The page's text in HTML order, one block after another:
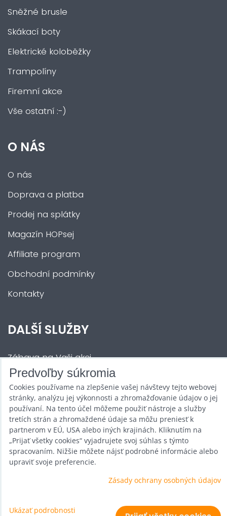
Sněžné brusle
Skákací boty
Elektrické koloběžky
Trampolíny
Firemní akce
Vše ostatní :-)
O NÁS
O nás
Doprava a platba
Prodej na splátky
Magazín HOPsej
Affiliate program
Obchodní podmínky
Kontakty
DALŠÍ SLUŽBY
Zábava na Vaši akci
Půjčovna
Promotéři
Kurzy a setkání
Velkoobchod
Nabídka práce
Zásady ochrany osobných údajov
Predvoľby súkromia
Cookies používame na zlepšenie vašej návštevy tejto webovej
stránky, analýzu jej výkonnosti a zhromažďovanie údajov o jej
používaní. Na tento účel môžeme použiť nástroje a služby
tretích strán a zhromaždené údaje sa môžu preniesť k
partnerom v EÚ, USA alebo iných krajinách. Kliknutím na
„Prijať všetky cookies“ vyjadrujete svoj súhlas s týmto
spracovaním. Nižšie môžete nájsť podrobné informácie alebo
upraviť svoje preferencie.
Zásady ochrany osobných údajov
Ukázať podrobnosti